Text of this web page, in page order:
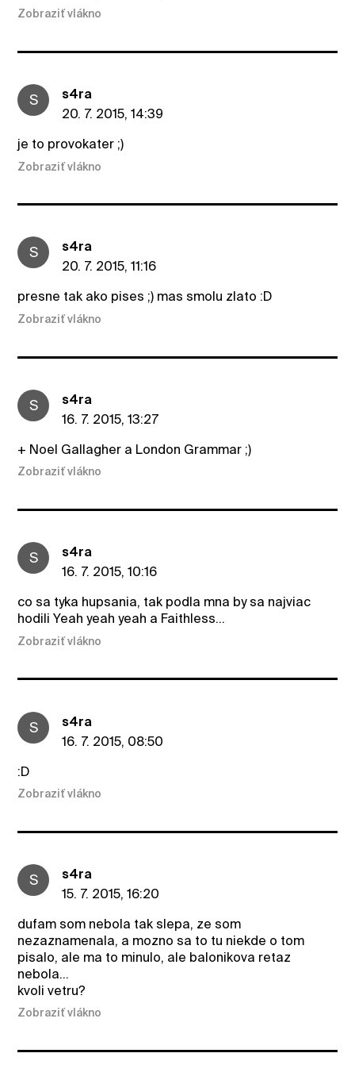
Zobraziť vlákno
S
s4ra
20. 7. 2015, 14:39
je to provokater ;)
Zobraziť vlákno
S
s4ra
20. 7. 2015, 11:16
presne tak ako pises ;) mas smolu zlato :D
Zobraziť vlákno
S
s4ra
16. 7. 2015, 13:27
+ Noel Gallagher a London Grammar ;)
Zobraziť vlákno
S
s4ra
16. 7. 2015, 10:16
co sa tyka hupsania, tak podla mna by sa najviac
hodili Yeah yeah yeah a Faithless...
Zobraziť vlákno
S
s4ra
16. 7. 2015, 08:50
:D
Zobraziť vlákno
S
s4ra
15. 7. 2015, 16:20
dufam som nebola tak slepa, ze som
nezaznamenala, a mozno sa to tu niekde o tom
pisalo, ale ma to minulo, ale balonikova retaz
nebola...
kvoli vetru?
Zobraziť vlákno